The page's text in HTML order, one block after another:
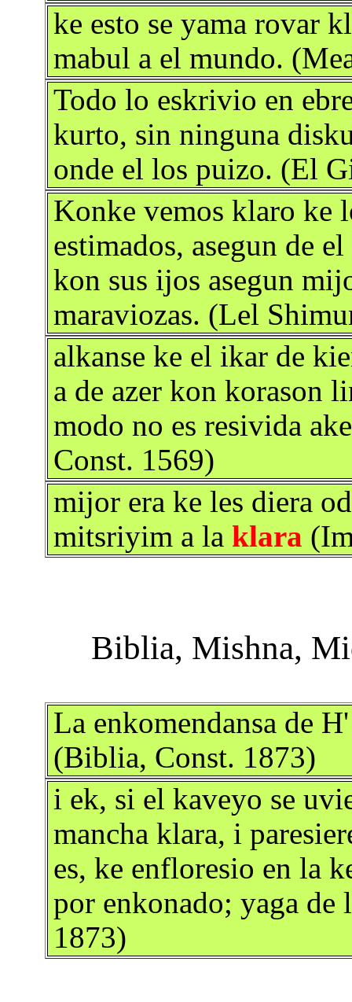
ke esto se yama rovar
mabul a el mundo.
Todo lo eskrivio en
kurto, sin ninguna
onde el los puizo. (El
Konke vemos klaro ke
estimados, asegun de
kon sus ijos asegun
maraviozas. (Lel
alkanse ke el ikar de
a de azer kon korason
modo no es resivida
Const. 1569)
mijor era ke les diera
mitsriyim a la klara
La enkomendansa de
(Biblia, Const. 1873)
i ek, si el kaveyo se
mancha klara, i
es, ke enfloresio en la
por enkonado; yaga de
1873)